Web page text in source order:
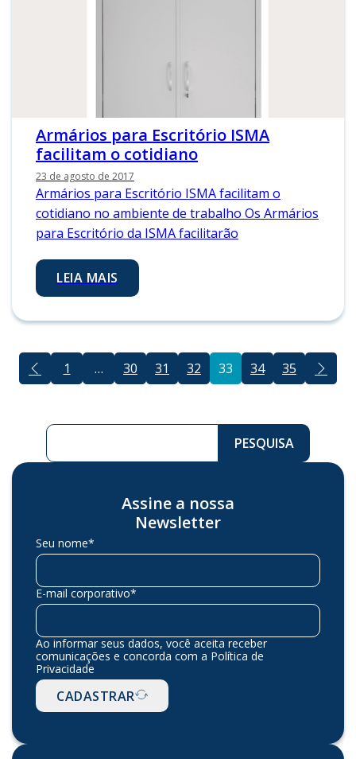
Armários para Escritório ISMA
facilitam o cotidiano
23 de agosto de 2017
Armários para Escritório ISMA facilitam o
cotidiano no ambiente de trabalho Os Armários
para Escritório da ISMA facilitarão
LEIA MAIS
1 … 30 31 32 33 34 35
Pesquisar ...
PESQUISA
Assine a nossa
Newsletter
Seu nome*
E-mail corporativo*
Ao informar seus dados, você aceita receber
comunicações e concorda com a Política de
Privacidade
CADASTRAR